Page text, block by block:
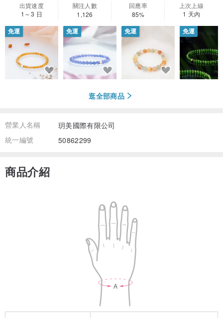
出貨速度
1～3 日
關注人數
1,126
回應率
85%
上次上線
1 天內
免運 免運 免運 免運
逛全部商品
營業人名稱
玥美國際有限公司
統一編號
50862299
商品介紹